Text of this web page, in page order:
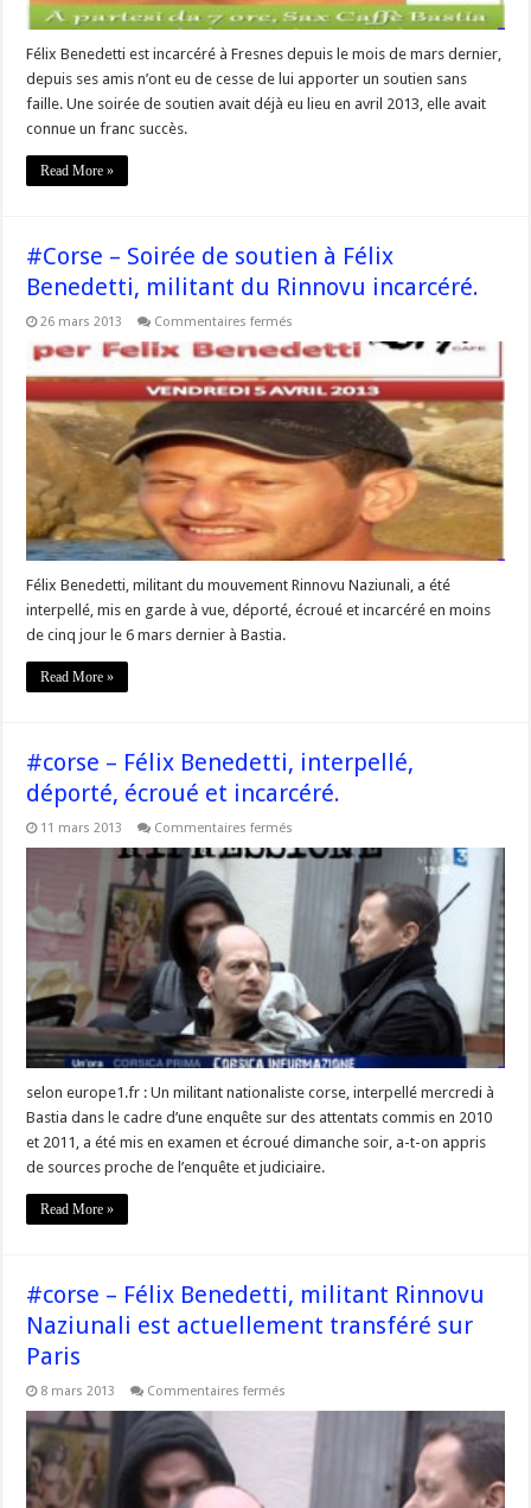
Félix Benedetti est incarcéré à Fresnes depuis le mois de mars dernier,
depuis ses amis n’ont eu de cesse de lui apporter un soutien sans
faille. Une soirée de soutien avait déjà eu lieu en avril 2013, elle avait
connue un franc succès.
Read More »
#Corse – Soirée de soutien à Félix
Benedetti, militant du Rinnovu incarcéré.
26 mars 2013 Commentaires fermés
–
de
soutien
Félix
Benedetti,
militant
du
Rinnovu
incarcéré.
Félix Benedetti, militant du mouvement Rinnovu Naziunali, a été
interpellé, mis en garde à vue, déporté, écroué et incarcéré en moins
de cinq jour le 6 mars dernier à Bastia.
Read More »
#corse – Félix Benedetti, interpellé,
déporté, écroué et incarcéré.
11 mars 2013 Commentaires fermés
–
Benedetti,
interpellé,
déporté,
incarcéré.
selon europe1.fr : Un militant nationaliste corse, interpellé mercredi à
Bastia dans le cadre d’une enquête sur des attentats commis en 2010
et 2011, a été mis en examen et écroué dimanche soir, a-t-on appris
de sources proche de l’enquête et judiciaire.
Read More »
#corse – Félix Benedetti, militant Rinnovu
Naziunali est actuellement transféré sur
Paris
8 mars 2013 Commentaires fermés